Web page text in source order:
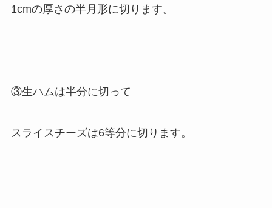
1cmの厚さの半月形に切ります。
③生ハムは半分に切って
スライスチーズは6等分に切ります。